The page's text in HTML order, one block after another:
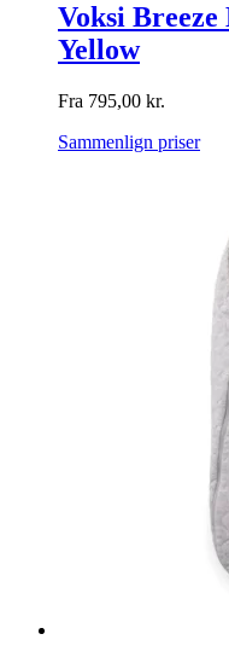
Voksi
Yellow
Fra 795,00 kr.
Sammenlign priser